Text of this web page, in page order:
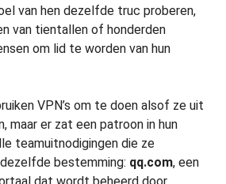
van hen dezelfde truc proberen,
van tientallen of honderden
om lid te worden van hun
VPN’s om te doen alsof ze uit
maar er zat een patroon in hun
teamuitnodigingen die ze
bestemming: qq.com, een